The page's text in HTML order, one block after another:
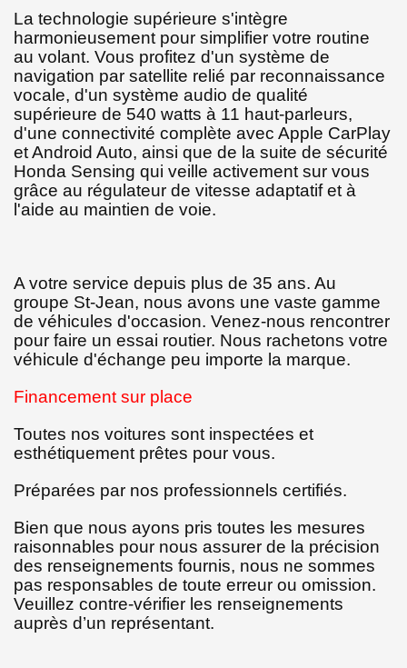
La technologie supérieure s'intègre
harmonieusement pour simplifier votre routine
au volant. Vous profitez d'un système de
navigation par satellite relié par reconnaissance
vocale, d'un système audio de qualité
supérieure de 540 watts à 11 haut-parleurs,
d'une connectivité complète avec Apple CarPlay
et Android Auto, ainsi que de la suite de sécurité
Honda Sensing qui veille activement sur vous
grâce au régulateur de vitesse adaptatif et à
l'aide au maintien de voie.
A votre service depuis plus de 35 ans. Au
groupe St-Jean, nous avons une vaste gamme
de véhicules d'occasion. Venez-nous rencontrer
pour faire un essai routier. Nous rachetons votre
véhicule d'échange peu importe la marque.
Financement sur place
Toutes nos voitures sont inspectées et
esthétiquement prêtes pour vous.
Préparées par nos professionnels certifiés.
Bien que nous ayons pris toutes les mesures
raisonnables pour nous assurer de la précision
des renseignements fournis, nous ne sommes
pas responsables de toute erreur ou omission.
Veuillez contre-vérifier les renseignements
auprès d’un représentant.